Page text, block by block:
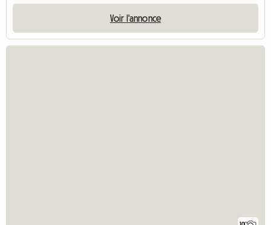
Voir l'annonce